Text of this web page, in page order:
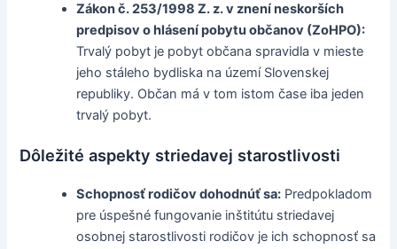
Zákon č. 253/1998 Z. z. v znení neskorších
predpisov o hlásení pobytu občanov (ZoHPO):
Trvalý pobyt je pobyt občana spravidla v mieste
jeho stáleho bydliska na území Slovenskej
republiky. Občan má v tom istom čase iba jeden
trvalý pobyt.
Dôležité aspekty striedavej starostlivosti
Schopnosť rodičov dohodnúť sa: Predpokladom
pre úspešné fungovanie inštitútu striedavej
osobnej starostlivosti rodičov je ich schopnosť sa